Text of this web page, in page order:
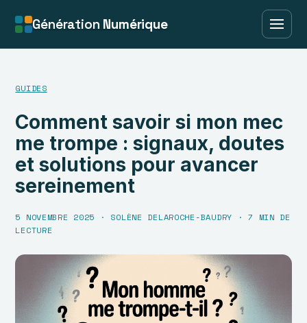
Génération Numérique
GUIDES
Comment savoir si mon mec
me trompe : signaux, doutes
et solutions pour avancer
sereinement
5 NOVEMBRE 2025 · SOLÈNE DELAROCHE-BAUDRY · 7 MIN DE
LECTURE